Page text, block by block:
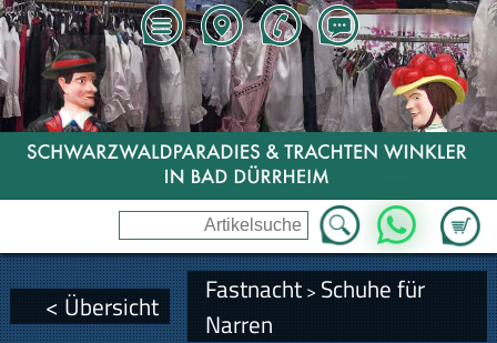
Zum
WhatsApp
< Übersicht Fastnacht> Schuhe für
Narren